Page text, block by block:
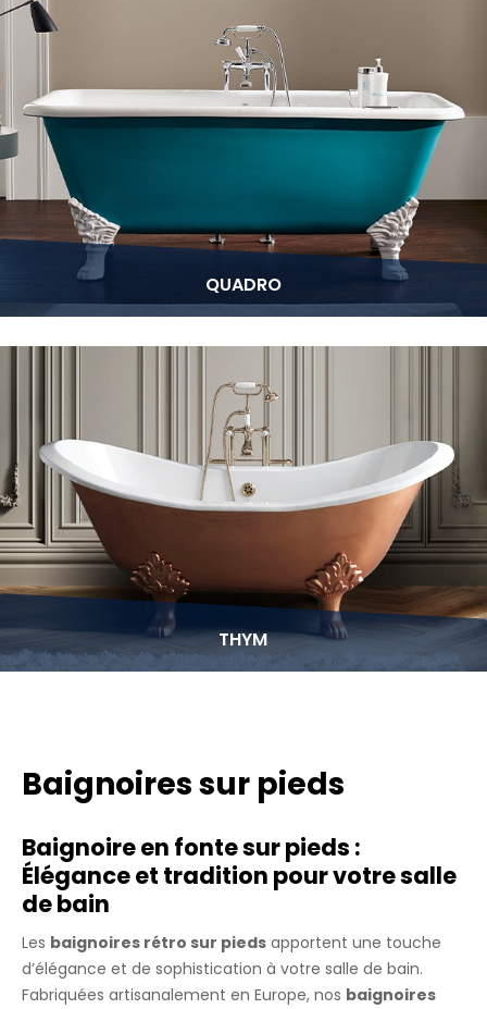
QUADRO
THYM
Baignoires sur pieds
Baignoire en fonte sur pieds :
Élégance et tradition pour votre salle
de bain
Les baignoires rétro sur pieds apportent une touche
d’élégance et de sophistication à votre salle de bain.
Fabriquées artisanalement en Europe, nos baignoires